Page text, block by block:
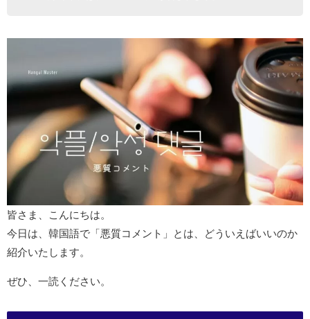
皆さま、こんにちは。
今日は、韓国語で「悪質コメント」とは、どういえばいいのか
紹介いたします。
ぜひ、一読ください。